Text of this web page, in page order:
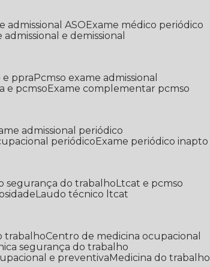
admissional ASO
Exame médico periódico
admissional e demissional
e ppra
Pcmso exame admissional
e pcmso
Exame complementar pcmso
admissional periódico
periódico
Exame periódico inapto
segurança do trabalho Ltcat e pcmso
Laudo técnico ltcat
trabalho
Centro de medicina ocupacional
segurança do trabalho
e preventiva
Medicina do trabalho